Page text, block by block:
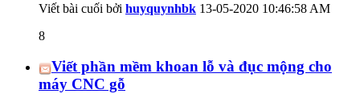
Viết bài cuối bởi huyquynhbk 13-05-2020 10:46:58 AM
8
Viết phần mềm khoan lỗ và đục mộng cho
máy CNC gỗ